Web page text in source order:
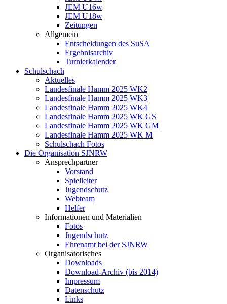
JEM U16w
JEM U18w
Zeitungen
Allgemein
Entscheidungen des SuSA
Ergebnisarchiv
Turnierkalender
Schulschach
Aktuelles
Landesfinale Hamm 2025 WK2
Landesfinale Hamm 2025 WK3
Landesfinale Hamm 2025 WK4
Landesfinale Hamm 2025 WK GS
Landesfinale Hamm 2025 WK GM
Landesfinale Hamm 2025 WK M
Schulschach Fotos
Die Organisation SJNRW
Ansprechpartner
Vorstand
Spielleiter
Jugendschutz
Webteam
Helfer
Informationen und Materialien
Fotos
Jugendschutz
Ehrenamt bei der SJNRW
Organisatorisches
Downloads
Download-Archiv (bis 2014)
Impressum
Datenschutz
Links